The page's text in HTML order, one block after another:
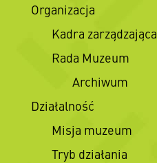
Organizacja
Kadra zarządzająca
Rada Muzeum
Archiwum
Działalność
Misja muzeum
Tryb działania